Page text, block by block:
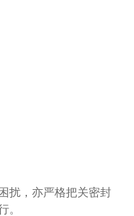
扰，亦严格把关密封
。